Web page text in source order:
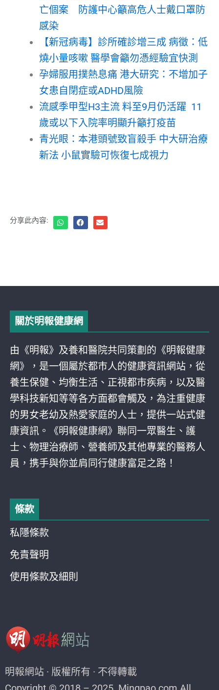
亡個案 防護中心籲高危人士戴口罩防
感染
【新冠病毒】診所確診增三成 病徵：低
燒小量咳嗽 醫學會籲勿憑經驗宜快測
孕婦服用撲熱息痛 港大研究：不增加子
女患自閉症或ADHD風險
流感季甲型H3主流 料至9月仍活躍 11
歲或以下入院率明顯升籲打疫苗
青光眼：本港頭號致盲殺手 中大研治療
新法 小鼠實驗可恢復七成視力
分享此內容:
關於明報健康網
由《明報》及養和醫院共同策劃的《明報健康
網》，是一個屬於都巿人的健康資訊網站，從
養生保健、均衡生活、正視都巿疾病，以及醫
學科技新知等等各方面都會觸及，為注重健康
的男女老幼及熱愛家庭的人士，提供一站式健
康資訊。《明報健康網》聯同一眾醫生、護
士、物理治療師、營養師及其他專業的醫務人
員，携手與你並肩同行健康富足之路！
條款
私隱條款
免責聲明
使用條款及細則
明報網站 · 版權所有 · 不得轉載